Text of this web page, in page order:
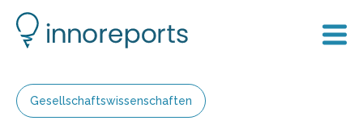
Gesellschaftswissenschaften